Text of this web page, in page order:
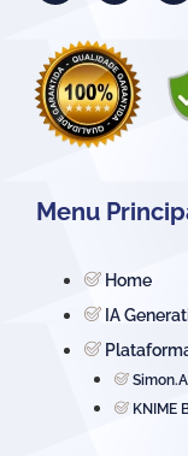
Menu
Home
IA
KNIME